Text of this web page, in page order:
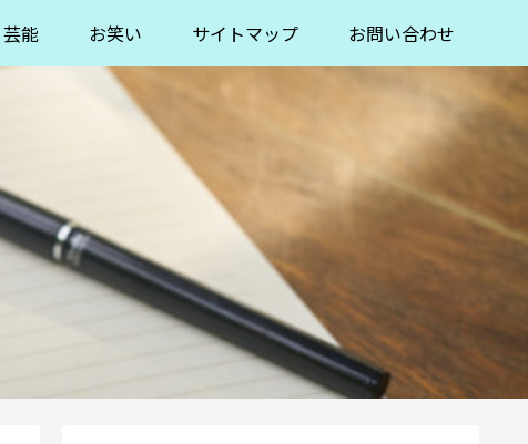
芸能 お笑い サイトマップ お問い合わせ